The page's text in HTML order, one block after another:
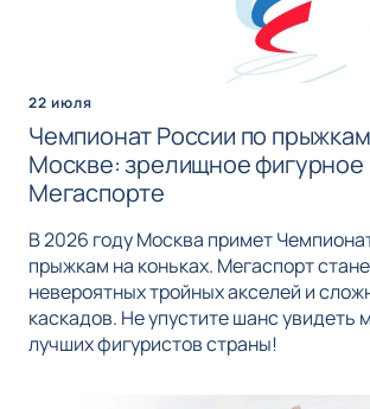
22 июля
Чемпионат России по
Москве: зрелищное фигурное
Мегаспорте
В 2026 году Москва примет
прыжкам на коньках. Мегаспорт
невероятных тройных акселей и
каскадов. Не упустите шанс увидеть
лучших фигуристов страны!